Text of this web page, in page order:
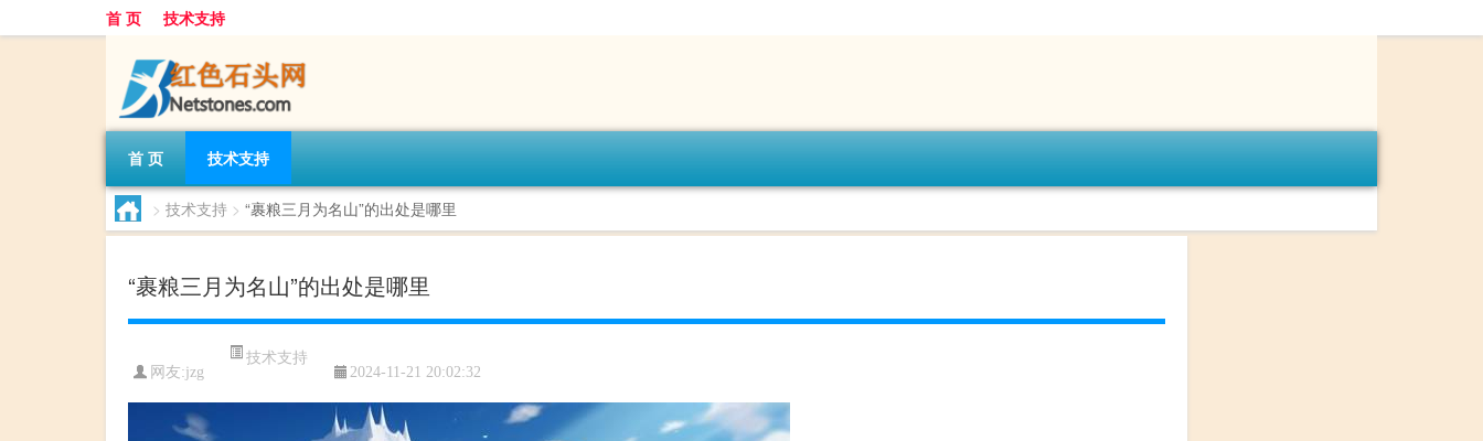
首 页 技术支持
首 页 技术支持
> 技术支持 > “裹粮三月为名山”的出处是哪里
“裹粮三月为名山”的出处是哪里
网友:jzg
技术支持
2024-11-21 20:02:32